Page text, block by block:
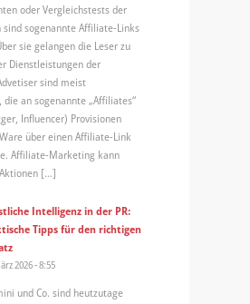
oder Vergleichstests der
sogenannte Affiliate-Links
sie gelangen die Leser zu
Dienstleistungen der
sind meist
die an sogenannte „Affiliates“
Influencer) Provisionen
über einen Affiliate-Link
Affiliate-Marketing kann
[…]
Intelligenz in der PR:
Tipps für den richtigen
2026 - 8:55
und Co. sind heutzutage